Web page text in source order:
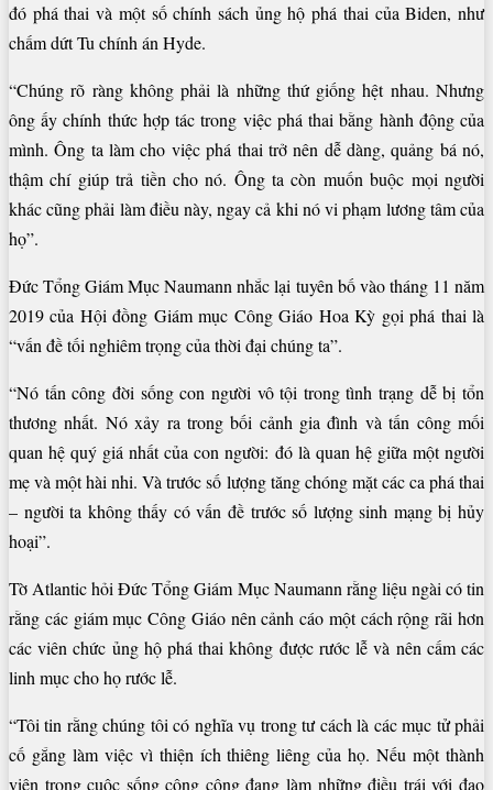
đó phá thai và một số chính sách ủng hộ phá thai của Biden, như
chấm dứt Tu chính án Hyde.
“Chúng rõ ràng không phải là những thứ giống hệt nhau. Nhưng
ông ấy chính thức hợp tác trong việc phá thai bằng hành động của
mình. Ông ta làm cho việc phá thai trở nên dễ dàng, quảng bá nó,
thậm chí giúp trả tiền cho nó. Ông ta còn muốn buộc mọi người
khác cũng phải làm điều này, ngay cả khi nó vi phạm lương tâm của
họ”.
Đức Tổng Giám Mục Naumann nhắc lại tuyên bố vào tháng 11 năm
2019 của Hội đồng Giám mục Công Giáo Hoa Kỳ gọi phá thai là
“vấn đề tối nghiêm trọng của thời đại chúng ta”.
“Nó tấn công đời sống con người vô tội trong tình trạng dễ bị tổn
thương nhất. Nó xảy ra trong bối cảnh gia đình và tấn công mối
quan hệ quý giá nhất của con người: đó là quan hệ giữa một người
mẹ và một hài nhi. Và trước số lượng tăng chóng mặt các ca phá thai
– người ta không thấy có vấn đề trước số lượng sinh mạng bị hủy
hoại”.
Tờ Atlantic hỏi Đức Tổng Giám Mục Naumann rằng liệu ngài có tin
rằng các giám mục Công Giáo nên cảnh cáo một cách rộng rãi hơn
các viên chức ủng hộ phá thai không được rước lễ và nên cấm các
linh mục cho họ rước lễ.
“Tôi tin rằng chúng tôi có nghĩa vụ trong tư cách là các mục tử phải
cố gắng làm việc vì thiện ích thiêng liêng của họ. Nếu một thành
viên trong cuộc sống công cộng đang làm những điều trái với đạo